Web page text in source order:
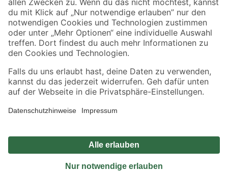
Jetzt die toom-App herunterladen
Alle Preisangaben in EUR inkl. gesetzl. MwSt.. Die dargestellten Angebote sind unter
Umständen nicht in allen Märkten verfügbar. Die angegebenen Verfügbarkeiten beziehen
Produkte nur solange der Vorrat reicht.
*Paketversand ab 59 € versandkostenfrei, gilt nicht für Artikel mit Speditionsversand, hier
Privatsphäre Impressum
Nutzungsbedingungen
Widerrufsrecht
Vertrag widerrufen